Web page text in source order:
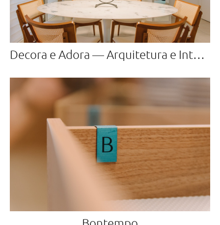
Decora e Adora — Arquitetura e Interiores